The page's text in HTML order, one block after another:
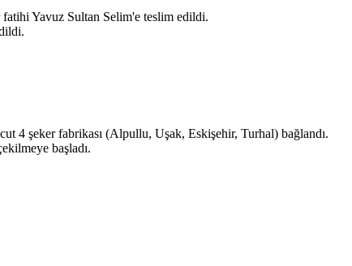
fatihi Yavuz Sultan Selim'e teslim edildi.
4 şeker fabrikası (Alpullu, Uşak, Eskişehir, Turhal) bağlandı.
başladı.